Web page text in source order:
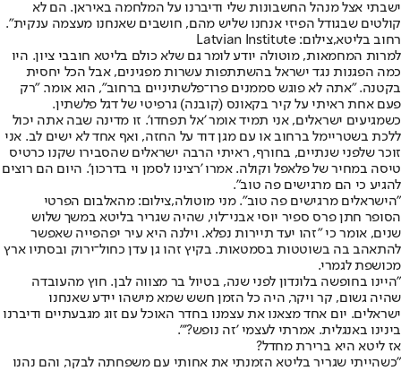
ישבתי אצל מנהל החשבונות שלי ודיברנו על המלחמה באיראן. הם לא
קולטים שבגודל הפיזי אנחנו שליש מהם, חושבים שאנחנו מעצמה ענקית".
רחוב בליטא,צילום: Latvian Institute
למרות המחמאות, מוטולה יודע לומר גם שלא כולם בליטא חובבי ציון. היו
כמה הפגנות נגד ישראל בהשתתפות עשרות מפגינים, אבל הכל יחסית
בקטנה. "אתה לא פוגש סממנים פרו־פלשתיניים ברחוב", הוא אומר. "רק
פעם אחת ראיתי על קיר בקאונס (קובנה) גרפיטי של דגל פלשתין.
כשמגיעים ישראלים, אני תמיד אומר 'אל תפחדו'. זו מדינה שבה אתה יכול
ללכת בשטריימל ברחוב או עם מגן דוד על החזה, ואף אחד לא ישים לב. אני
זוכר שלפני שנתיים, בחורף, ראיתי הרבה ישראלים שהסבירו שקנו כרטיס
טיסה במחיר של פלאפל וקולה. אמרו 'רצינו לסמן וי בדרכון'. היום הם רוצים
להגיע כי הם מרגישים פה טוב".
"הישראלים מרגישים פה טוב". מני מוטולה,צילום: מהאלבום הפרטי
הסופר חתן פרס ספיר יוסי אבני־לוי, שהיה שגריר בליטא במשך שלוש
שנים, אומר כי "זהו יעד תיירות נפלא. וילנה היא עיר יפהפייה שאפשר
להתאהב בה בשוטטות בסמטאות. בקיץ זהו גן עדן כחול־ירוק ובסתיו ארץ
מכושפת לגמרי.
"היינו בחופשה בלונדון לפני שנה, בטיול בר מצווה לבן. חוץ מהעובדה
שהיה גשום, קר ויקר, היה כל הזמן חשש שמא מישהו יידע שאנחנו
ישראלים. יום אחד מצאנו את עצמנו בחדר האוכל עם זוג מגבעתיים ודיברנו
בינינו באנגלית. אמרתי לעצמי 'זה נופש?'".
אז ליטא היא ברירת מחדל?
"כשהייתי שגריר בליטא הזמנתי את אחותי עם משפחתה לבקר, והם נהנו